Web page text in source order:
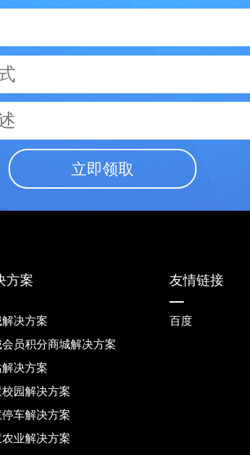
立即领取
方案
决方案
员积分商城解决方案
解决方案
校园解决方案
停车解决方案
农业解决方案
友情链接
百度